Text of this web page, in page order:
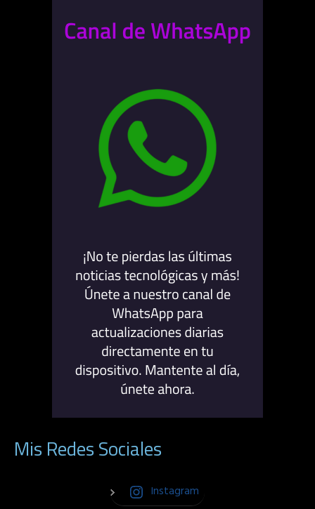
Mis Redes Sociales
Instagram